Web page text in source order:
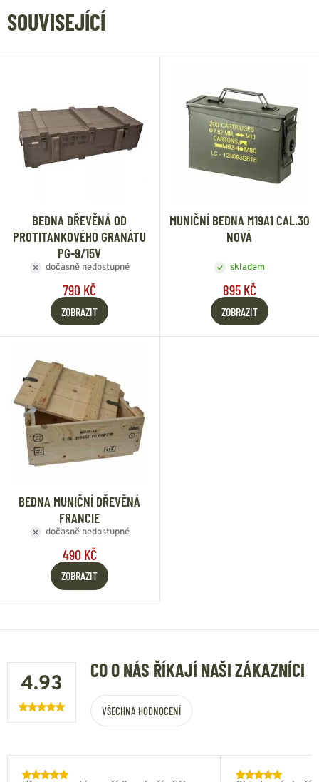
SOUVISEJÍCÍ
BEDNA DŘEVĚNÁ OD
PROTITANKOVÉHO GRANÁTU
PG-9/15V
dočasně nedostupné
790 KČ
ZOBRAZIT
MUNIČNÍ BEDNA M19A1 CAL.30
NOVÁ
skladem
895 KČ
ZOBRAZIT
BEDNA MUNIČNÍ DŘEVĚNÁ
FRANCIE
dočasně nedostupné
490 KČ
ZOBRAZIT
4.93
CO O NÁS ŘÍKAJÍ NAŠI ZÁKAZNÍCI
VŠECHNA HODNOCENÍ